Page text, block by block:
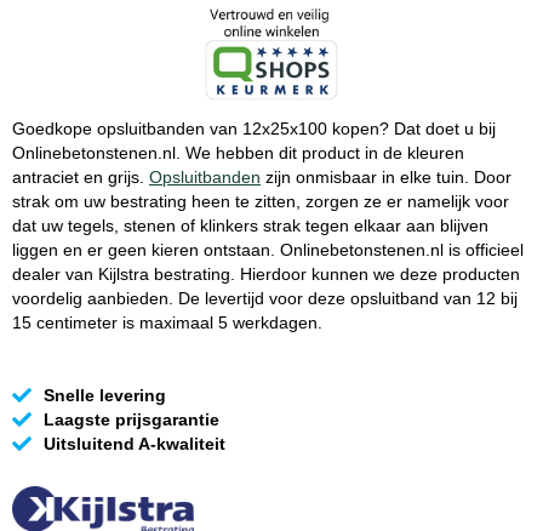
Goedkope opsluitbanden van 12x25x100 kopen? Dat doet u bij
Onlinebetonstenen.nl. We hebben dit product in de kleuren
antraciet en grijs. Opsluitbanden zijn onmisbaar in elke tuin. Door
strak om uw bestrating heen te zitten, zorgen ze er namelijk voor
dat uw tegels, stenen of klinkers strak tegen elkaar aan blijven
liggen en er geen kieren ontstaan. Onlinebetonstenen.nl is officieel
dealer van Kijlstra bestrating. Hierdoor kunnen we deze producten
voordelig aanbieden. De levertijd voor deze opsluitband van 12 bij
15 centimeter is maximaal 5 werkdagen.
Snelle levering
Laagste prijsgarantie
Uitsluitend A-kwaliteit